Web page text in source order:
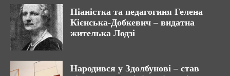
Піаністка та педагогиня Гелена
Кієнська-Добкевич – видатна
жителька Лодзі
Народився у Здолбунові – став